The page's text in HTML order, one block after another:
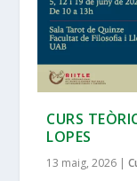
CURS
LOPES
13 maig, 2026 |